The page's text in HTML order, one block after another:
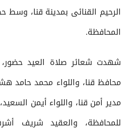
الرحيم القنائى بمدينة قنا،
المحافظة.
شهدت شعائر صلاة العيد حضور،
محافظ قنا، واللواء محمد حامد
مدير أمن قنا، واللواء أيمن
للمحافظة، والعقيد شريف